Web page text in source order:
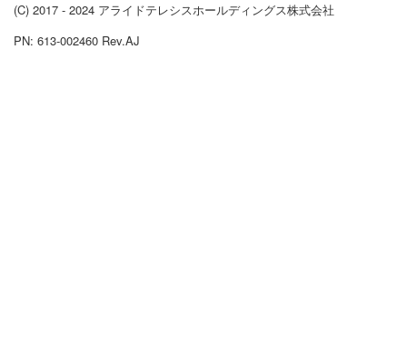
(C) 2017 - 2024 アライドテレシスホールディングス株式会社
PN: 613-002460 Rev.AJ